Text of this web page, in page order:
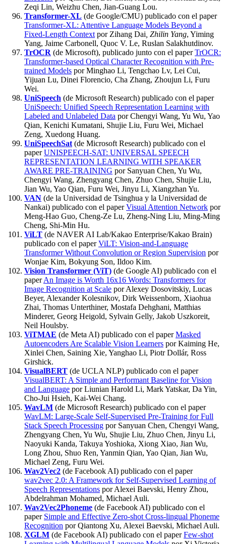
Zeqi Lin, Weizhu Chen, Jian-Guang Lou.
Transformer-XL (de Google/CMU) publicado con el paper
Transformer-XL: Attentive Language Models Beyond a
Fixed-Length Context por Zihang Dai , Zhilin Yang, Yiming
Yang, Jaime Carbonell, Quoc V. Le, Ruslan Salakhutdinov.
TrOCR (de Microsoft), publicado junto con el paperTrOCR:
Transformer-based Optical Character Recognition with Pre-
trained Models por Minghao Li, Tengchao Lv, Lei Cui,
Yijuan Lu, Dinei Florencio, Cha Zhang, Zhoujun Li, Furu
Wei.
UniSpeech (de Microsoft Research) publicado con el paper
UniSpeech: Unified Speech Representation Learning with
Labeled and Unlabeled Data por Chengyi Wang, Yu Wu, Yao
Qian, Kenichi Kumatani, Shujie Liu, Furu Wei, Michael
Zeng, Xuedong Huang.
UniSpeechSat (de Microsoft Research) publicado con el
paperUNISPEECH-SAT: UNIVERSAL SPEECH
REPRESENTATION LEARNING WITH SPEAKER
AWARE PRE-TRAINING por Sanyuan Chen, Yu Wu,
Chengyi Wang, Zhengyang Chen, Zhuo Chen, Shujie Liu,
Jian Wu, Yao Qian, Furu Wei, Jinyu Li, Xiangzhan Yu.
VAN (de la Universidad de Tsinghua y la Universidad de
Nankai) publicado con el paperVisual Attention Network por
Meng-Hao Guo, Cheng-Ze Lu, Zheng-Ning Liu, Ming-Ming
Cheng, Shi-Min Hu.
ViLT (de NAVER AI Lab/Kakao Enterprise/Kakao Brain)
publicado con el paperViLT: Vision-and-Language
Transformer Without Convolution or Region Supervision por
Wonjae Kim, Bokyung Son, Ildoo Kim.
Vision Transformer (ViT) (de Google AI) publicado con el
paperAn Image is Worth 16x16 Words: Transformers for
Image Recognition at Scale por Alexey Dosovitskiy, Lucas
Beyer, Alexander Kolesnikov, Dirk Weissenborn, Xiaohua
Zhai, Thomas Unterthiner, Mostafa Dehghani, Matthias
Minderer, Georg Heigold, Sylvain Gelly, Jakob Uszkoreit,
Neil Houlsby.
ViTMAE (de Meta AI) publicado con el paperMasked
Autoencoders Are Scalable Vision Learners por Kaiming He,
Xinlei Chen, Saining Xie, Yanghao Li, Piotr Dollár, Ross
Girshick.
VisualBERT (de UCLA NLP) publicado con el paper
VisualBERT: A Simple and Performant Baseline for Vision
and Language por Liunian Harold Li, Mark Yatskar, Da Yin,
Cho-Jui Hsieh, Kai-Wei Chang.
WavLM (de Microsoft Research) publicado con el paper
WavLM: Large-Scale Self-Supervised Pre-Training for Full
Stack Speech Processing por Sanyuan Chen, Chengyi Wang,
Zhengyang Chen, Yu Wu, Shujie Liu, Zhuo Chen, Jinyu Li,
Naoyuki Kanda, Takuya Yoshioka, Xiong Xiao, Jian Wu,
Long Zhou, Shuo Ren, Yanmin Qian, Yao Qian, Jian Wu,
Michael Zeng, Furu Wei.
Wav2Vec2 (de Facebook AI) publicado con el paper
wav2vec 2.0: A Framework for Self-Supervised Learning of
Speech Representations por Alexei Baevski, Henry Zhou,
Abdelrahman Mohamed, Michael Auli.
Wav2Vec2Phoneme (de Facebook AI) publicado con el
paper Simple and Effective Zero-shot Cross-lingual Phoneme
Recognition por Qiantong Xu, Alexei Baevski, Michael Auli.
XGLM (de Facebook AI) publicado con el paperFew-shot